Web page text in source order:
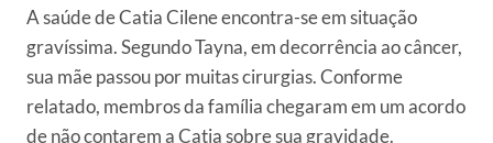
A saúde de Catia Cilene encontra-se em situação
gravíssima. Segundo Tayna, em decorrência ao câncer,
sua mãe passou por muitas cirurgias. Conforme
relatado, membros da família chegaram em um acordo
de não contarem a Catia sobre sua gravidade.